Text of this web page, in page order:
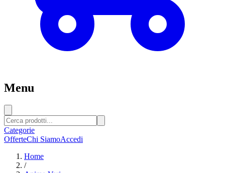
Menu
Categorie
OfferteChi SiamoAccedi
Home
/